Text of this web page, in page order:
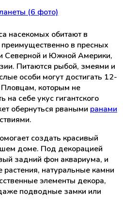
насекомых обитают в
преимущественно в пресных
Северной и Южной Америки,
Питаются рыбой, змеями и
особи могут достигать 12-
Пловцам, которым не
на себе укус гигантского
обернуться рваными ранами
создать красивый
доме. Под декорацией
задний фон аквариума, и
натуральные камни
элементы декора,
подводные замки или